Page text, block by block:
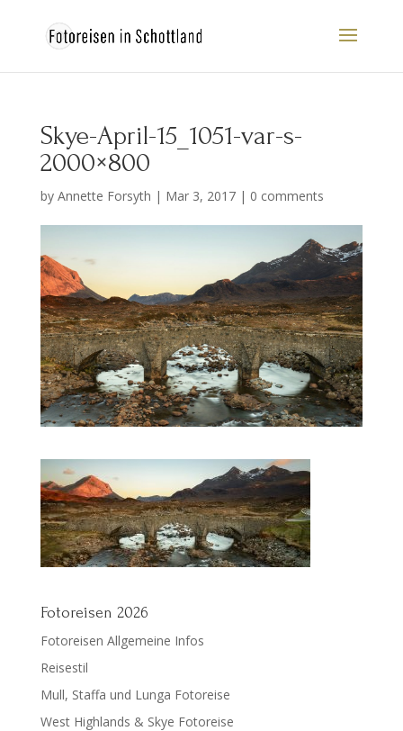
Skye-April-15_1051-var-s-
2000×800
by Annette Forsyth | Mar 3, 2017| 0 comments
Fotoreisen 2026
Fotoreisen Allgemeine Infos
Reisestil
Mull, Staffa und Lunga Fotoreise
West Highlands & Skye Fotoreise